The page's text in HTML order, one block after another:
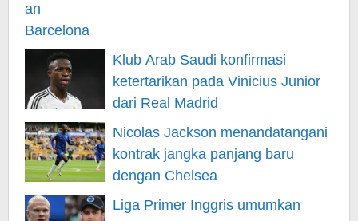
Klub Arab Saudi konfirmasi
ketertarikan pada Vinicius Junior
dari Real Madrid
Nicolas Jackson menandatangani
kontrak jangka panjang baru
dengan Chelsea
Liga Primer Inggris umumkan